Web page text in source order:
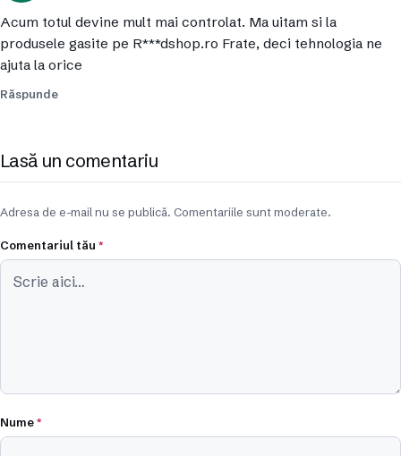
Acum totul devine mult mai controlat. Ma uitam si la
produsele gasite pe R***dshop.ro Frate, deci tehnologia ne
ajuta la orice
Răspunde
Lasă un comentariu
Adresa de e-mail nu se publică. Comentariile sunt moderate.
Comentariul tău *
Nume*